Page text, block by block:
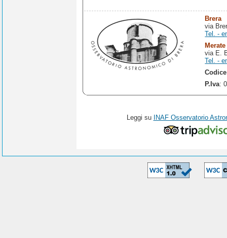
Brera
via
Tel. -
Merate
via E.
Tel. -
P.Iva:
Leggi su INAF Osservatorio